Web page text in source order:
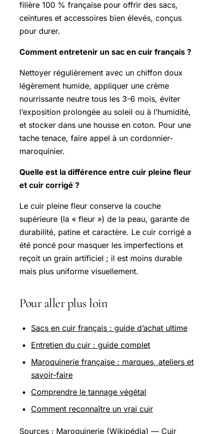
filière 100 % française pour offrir des sacs,
ceintures et accessoires bien élevés, conçus
pour durer.
Comment entretenir un sac en cuir français ?
Nettoyer régulièrement avec un chiffon doux
légèrement humide, appliquer une crème
nourrissante neutre tous les 3-6 mois, éviter
l’exposition prolongée au soleil ou à l’humidité,
et stocker dans une housse en coton. Pour une
tache tenace, faire appel à un cordonnier-
maroquinier.
Quelle est la différence entre cuir pleine fleur
et cuir corrigé ?
Le cuir pleine fleur conserve la couche
supérieure (la « fleur ») de la peau, garante de
durabilité, patine et caractère. Le cuir corrigé a
été poncé pour masquer les imperfections et
reçoit un grain artificiel ; il est moins durable
mais plus uniforme visuellement.
Pour aller plus loin
Sacs en cuir français : guide d’achat ultime
Entretien du cuir : guide complet
Maroquinerie française : marques, ateliers et
savoir-faire
Comprendre le tannage végétal
Comment reconnaître un vrai cuir
Sources : Maroquinerie (Wikipédia) — Cuir